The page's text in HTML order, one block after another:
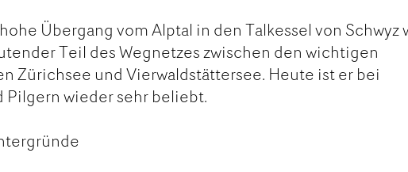
hohe Übergang vom Alptal in den Talkessel von Schwyz
Teil des Wegnetzes zwischen den wichtigen
Zürichsee und Vierwaldstättersee. Heute ist er bei
Pilgern wieder sehr beliebt.